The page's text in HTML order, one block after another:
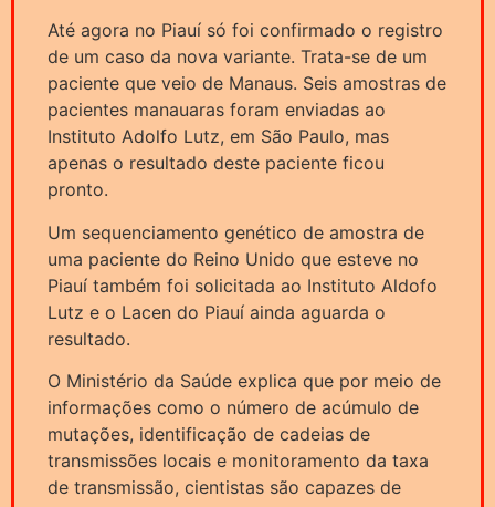
Até agora no Piauí só foi confirmado o registro
de um caso da nova variante. Trata-se de um
paciente que veio de Manaus. Seis amostras de
pacientes manauaras foram enviadas ao
Instituto Adolfo Lutz, em São Paulo, mas
apenas o resultado deste paciente ficou
pronto.
Um sequenciamento genético de amostra de
uma paciente do Reino Unido que esteve no
Piauí também foi solicitada ao Instituto Aldofo
Lutz e o Lacen do Piauí ainda aguarda o
resultado.
O Ministério da Saúde explica que por meio de
informações como o número de acúmulo de
mutações, identificação de cadeias de
transmissões locais e monitoramento da taxa
de transmissão, cientistas são capazes de